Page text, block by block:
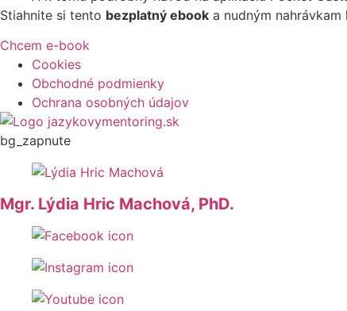
Stiahnite si tento bezplatný ebook a nudným
Chcem e-book
Cookies
Obchodné podmienky
Ochrana osobných údajov
bg_zapnute
Mgr. Lýdia Hric Machová, PhD.